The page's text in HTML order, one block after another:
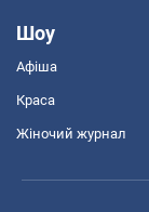
Шоу
Афіша
Краса
Жіночий журнал